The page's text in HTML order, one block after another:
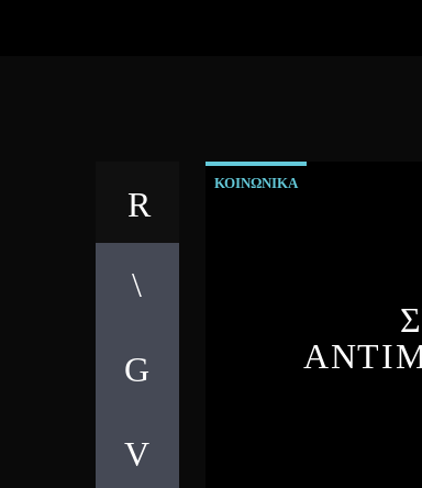
ΚΟΙΝΩΝΙΚΑ